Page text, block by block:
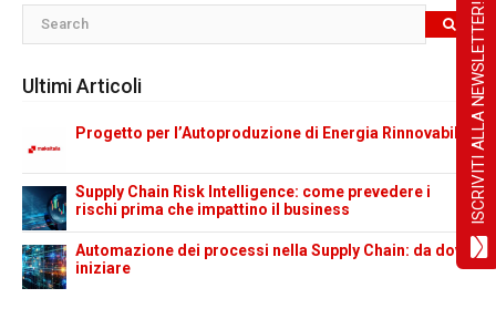
Ultimi Articoli
Progetto per l’Autoproduzione di Energia Rinnovabile
Supply Chain Risk Intelligence: come prevedere i
rischi prima che impattino il business
Automazione dei processi nella Supply Chain: da dove
iniziare
ISCRIVITI ALLA NEWSLETTER!